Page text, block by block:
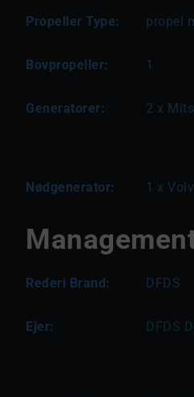
Propeller Type: propel
Bovpropeller: 1
Generatorer: 2 x
Nødgenerator: 1 x
Rederi Brand: DFDS
Ejer: DFDS